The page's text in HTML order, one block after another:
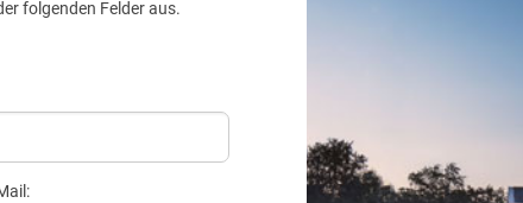
folgenden Felder aus.